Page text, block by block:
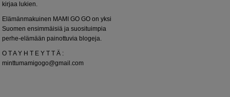
kirjaa lukien.
Elämänmakuinen MAMI GO GO on yksi
Suomen ensimmäisiä ja suosituimpia
perhe-elämään painottuvia blogeja.
O T A Y H T E Y T T Ä :
minttumamigogo@gmail.com